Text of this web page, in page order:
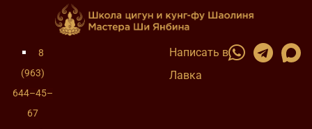
8
(963)
644–45–
67
Написать в
Лавка